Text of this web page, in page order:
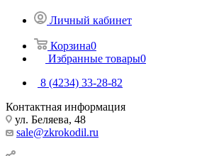
Личный кабинет
Корзина0
Избранные товары0
8 (4234) 33-28-82
Контактная информация
ул. Беляева, 48
sale@zkrokodil.ru